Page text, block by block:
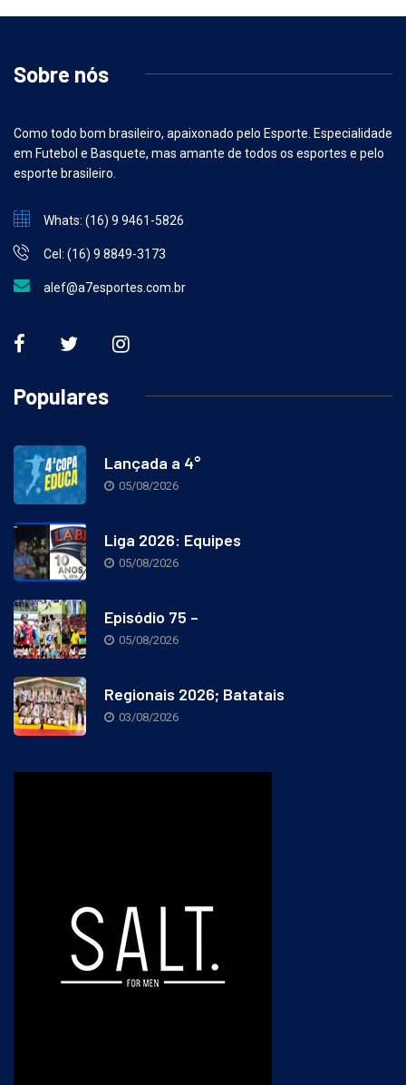
Sobre nós
Como todo bom brasileiro, apaixonado pelo Esporte. Especialidade
em Futebol e Basquete, mas amante de todos os esportes e pelo
esporte brasileiro.
Whats: (16) 9 9461-5826
Cel: (16) 9 8849-3173
alef@a7esportes.com.br
Populares
Lançada a 4°
05/08/2026
Liga 2026: Equipes
05/08/2026
Episódio 75 –
05/08/2026
Regionais 2026; Batatais
03/08/2026